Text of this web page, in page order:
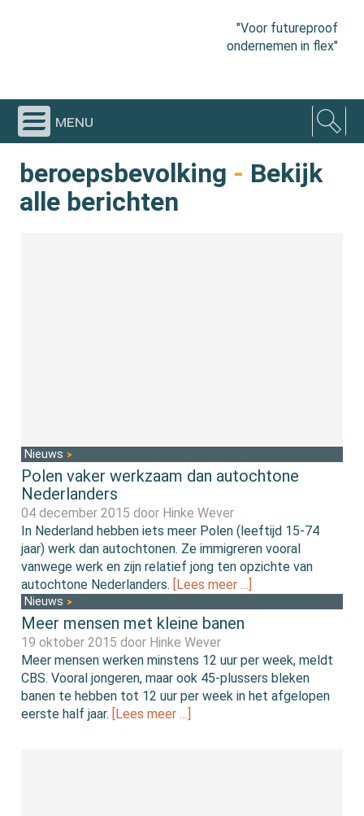
"Voor futureproof
ondernemen in flex"
menu
beroepsbevolking - Bekijk
alle berichten
Nieuws
Polen vaker werkzaam dan autochtone
Nederlanders
04 december 2015 door Hinke Wever
In Nederland hebben iets meer Polen (leeftijd 15-74
jaar) werk dan autochtonen. Ze immigreren vooral
vanwege werk en zijn relatief jong ten opzichte van
autochtone Nederlanders.
[Lees meer …]
Nieuws
Meer mensen met kleine banen
19 oktober 2015 door Hinke Wever
Meer mensen werken minstens 12 uur per week, meldt
CBS. Vooral jongeren, maar ook 45-plussers bleken
banen te hebben tot 12 uur per week in het afgelopen
eerste half jaar.
[Lees meer …]